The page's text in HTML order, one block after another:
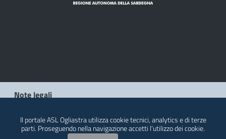
Note legali
Contatti
Il portale ASL Ogliastra utilizza cookie tecnici, analytics e di terze
parti. Proseguendo nella navigazione accetti l’utilizzo dei cookie.